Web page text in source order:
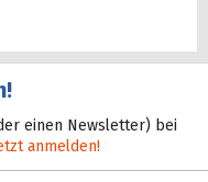
einen Newsletter) bei
anmelden!